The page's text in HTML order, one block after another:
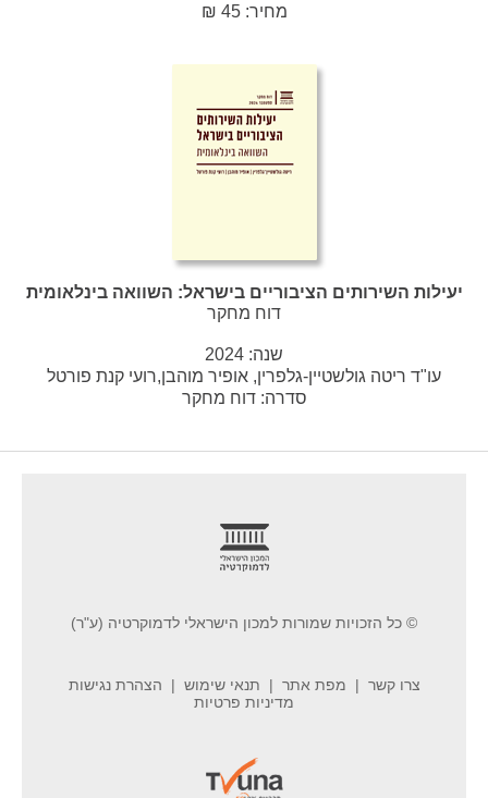
מחיר: 45 ₪
יעילות השירותים הציבוריים בישראל: השוואה בינלאומית
דוח מחקר
שנה: 2024
עו"ד ריטה גולשטיין-גלפרין, אופיר מוהבן,רועי קנת פורטל
סדרה:דוח מחקר
© כל הזכויות שמורות למכון הישראלי לדמוקרטיה (ע"ר)
צרו קשר מפת אתר תנאי שימוש
הצהרת נגישות
מדיניות פרטיות